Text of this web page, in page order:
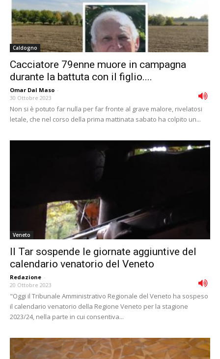
Caldogno
Cacciatore 79enne muore in campagna
durante la battuta con il figlio....
Omar Dal Maso -
30 Ottobre 2023
Non si è potuto far nulla per far fronte al grave malore, rivelatosi
letale, che nel corso della prima mattinata sabato ha colpito un...
Veneto
Il Tar sospende le giornate aggiuntive del
calendario venatorio del Veneto
Redazione -
20 Ottobre 2023
"Oggi il Tribunale Amministrativo Regionale del Veneto ha sospeso
il calendario venatorio della Regione Veneto per la stagione
2023/24, nella parte in cui consentiva...